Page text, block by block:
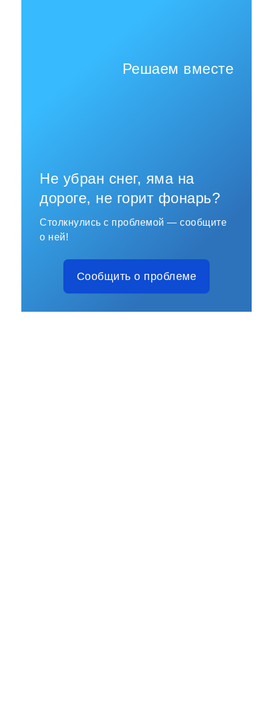
Решаем вместе
Не убран снег, яма на
дороге, не горит фонарь?
Столкнулись с проблемой — сообщите
о ней!
Сообщить о проблеме